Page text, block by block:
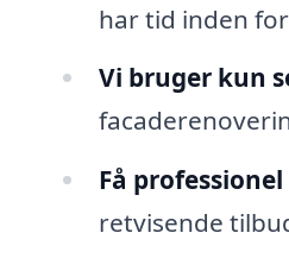
har tid inden
Vi bruger kun
Få
retvisende